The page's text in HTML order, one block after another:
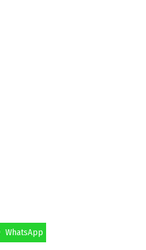
WhatsApp